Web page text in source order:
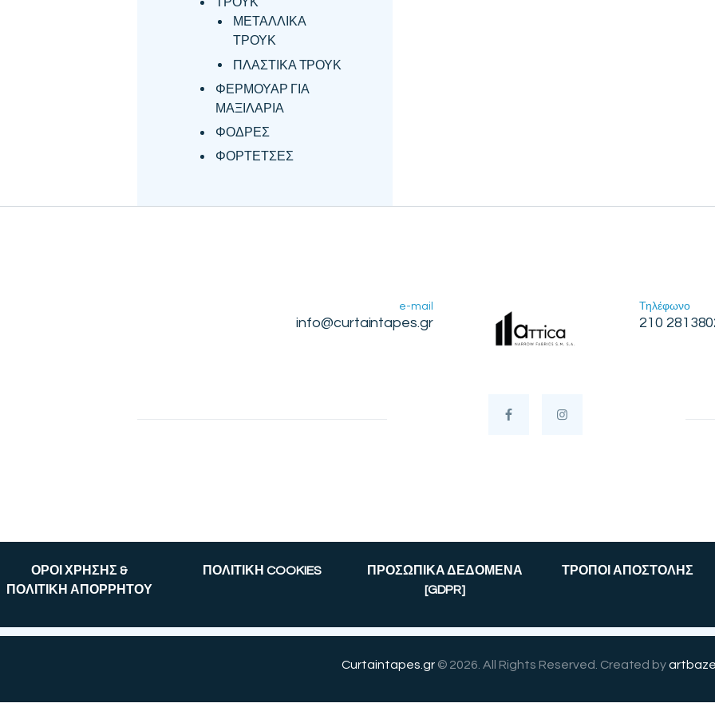
ΤΡΟΥΚ
ΜΕΤΑΛΛΙΚΑ
ΤΡΟΥΚ
ΠΛΑΣΤΙΚΑ ΤΡΟΥΚ
ΦΕΡΜΟΥΑΡ ΓΙΑ
ΜΑΞΙΛΑΡΙΑ
ΦΟΔΡΕΣ
ΦΟΡΤΕΤΣΕΣ
e-mail
info@curtaintapes.gr
Τηλέφωνο
210
ΟΡΟΙ ΧΡΗΣΗΣ &
ΠΟΛΙΤΙΚΗ ΑΠΟΡΡΗΤΟΥ
ΠΟΛΙΤΙΚΗ COOKIES
ΠΡΟΣΩΠΙΚΑ ΔΕΔΟΜΕΝΑ
[GDPR]
ΤΡΟΠΟΙ ΑΠΟΣΤΟΛΗΣ
Curtaintapes.gr© 2026. All Rights Reserved. Created by